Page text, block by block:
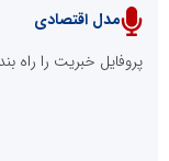
پایگاه خبری
مدل اقتصادی
پروفایل خبریت را راه